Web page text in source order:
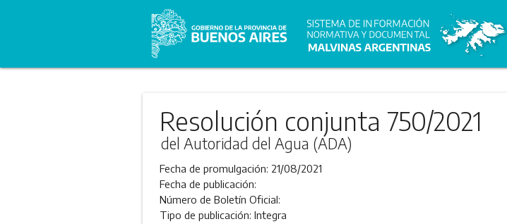
Resolución conjunta 750/2021
del Autoridad del Agua (ADA)
Fecha de promulgación: 21/08/2021
Fecha de publicación:
Número de Boletín Oficial:
Tipo de publicación: Integra